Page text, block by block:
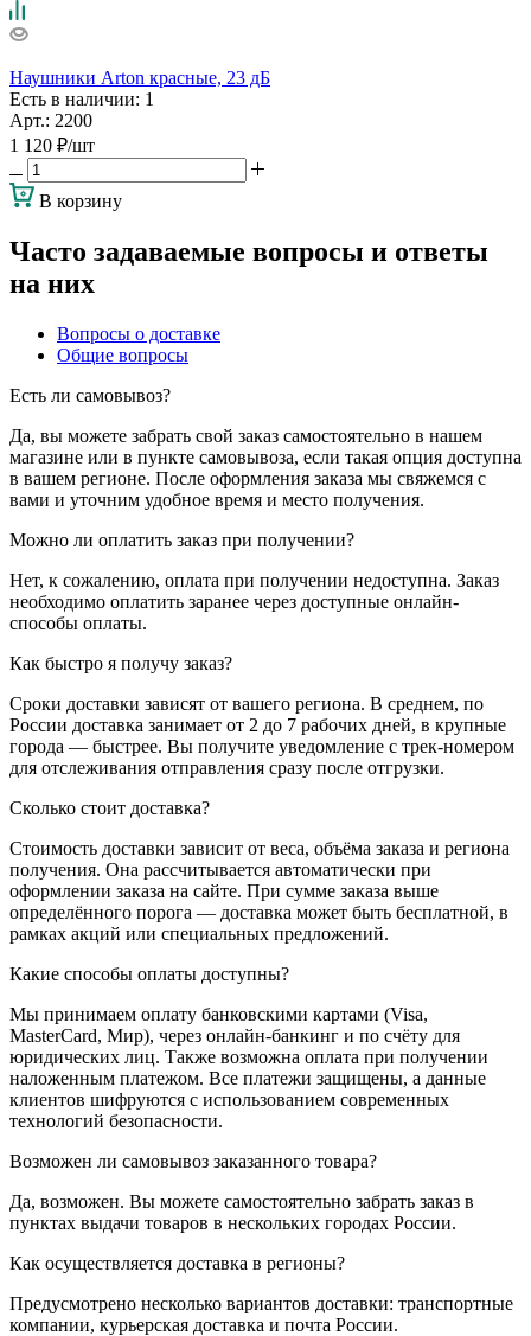
Наушники Arton красные, 23 дБ
Есть в наличии: 1
Арт.: 2200
1 120 ₽/шт
В корзину
Часто задаваемые вопросы и ответы
на них
Вопросы о доставке
Общие вопросы
Есть ли самовывоз?
Да, вы можете забрать свой заказ самостоятельно в нашем
магазине или в пункте самовывоза, если такая опция доступна
в вашем регионе. После оформления заказа мы свяжемся с
вами и уточним удобное время и место получения.
Можно ли оплатить заказ при получении?
Нет, к сожалению, оплата при получении недоступна. Заказ
необходимо оплатить заранее через доступные онлайн-
способы оплаты.
Как быстро я получу заказ?
Сроки доставки зависят от вашего региона. В среднем, по
России доставка занимает от 2 до 7 рабочих дней, в крупные
города — быстрее. Вы получите уведомление с трек-номером
для отслеживания отправления сразу после отгрузки.
Сколько стоит доставка?
Стоимость доставки зависит от веса, объёма заказа и региона
получения. Она рассчитывается автоматически при
оформлении заказа на сайте. При сумме заказа выше
определённого порога — доставка может быть бесплатной, в
рамках акций или специальных предложений.
Какие способы оплаты доступны?
Мы принимаем оплату банковскими картами (Visa,
MasterCard, Мир), через онлайн-банкинг и по счёту для
юридических лиц. Также возможна оплата при получении
наложенным платежом. Все платежи защищены, а данные
клиентов шифруются с использованием современных
технологий безопасности.
Возможен ли самовывоз заказанного товара?
Да, возможен. Вы можете самостоятельно забрать заказ в
пунктах выдачи товаров в нескольких городах России.
Как осуществляется доставка в регионы?
Предусмотрено несколько вариантов доставки: транспортные
компании, курьерская доставка и почта России.